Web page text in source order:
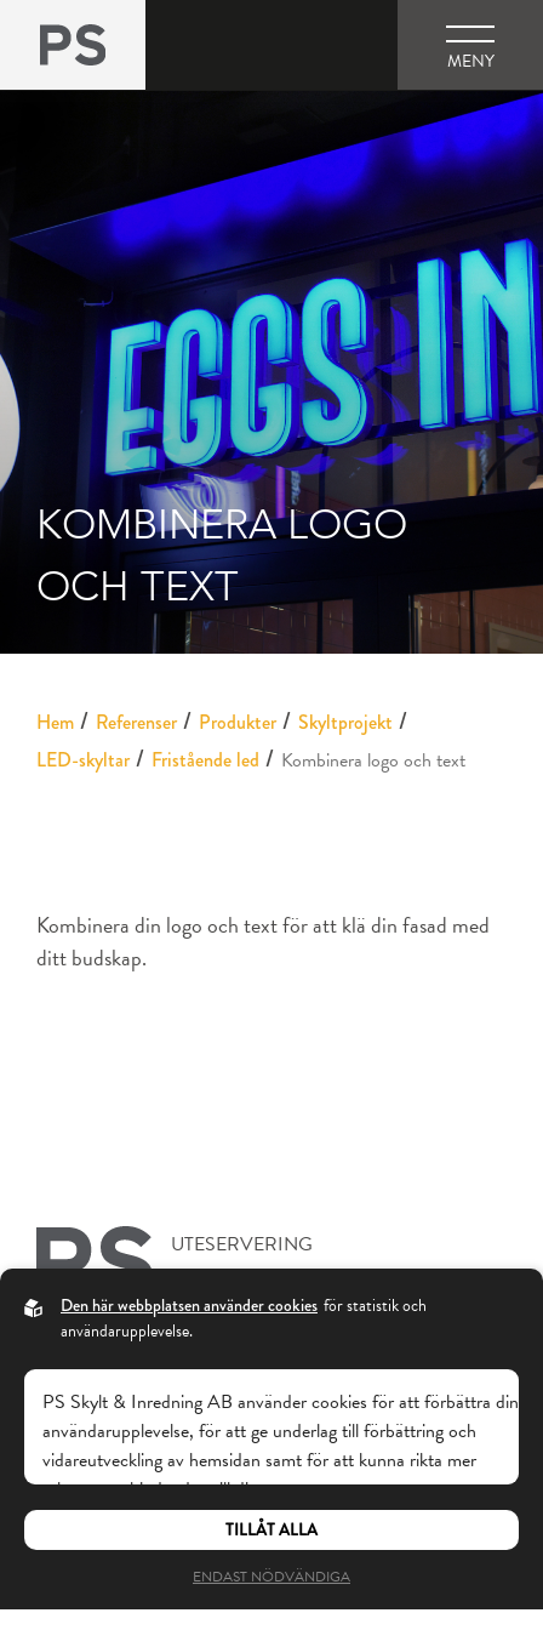
MENY
KOMBINERA LOGO
OCH TEXT
Hem Referenser Produkter
Skyltprojekt
LED-skyltar
Fristående led Kombinera logo och text
Kombinera din logo och text för att klä din fasad med
ditt budskap.
UTESERVERING
SKYLTPROJEKT
SOLSKYDD
PS Skylt & Inredning AB
Norr Mälarstrand 34
112 20 Stockholm
info@psskyltinredning.se
08 55 08 00 01
Mån - Tors: 08:00 - 17:00
Fredag: 08:00 - 16:00
Den här webbplatsen använder cookies för statistik och
användarupplevelse.
PS Skylt & Inredning AB använder cookies för att förbättra din
användarupplevelse, för att ge underlag till förbättring och
vidareutveckling av hemsidan samt för att kunna rikta mer
relevanta erbjudanden till dig.
personuppgiftspolicy. Om du samtycker till vår
Tillåt alla. Om du vill ändra ditt val i efterhand
ENDAST NÖDVÄNDIGA
TILLÅT ALLA